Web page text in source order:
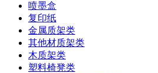
喷墨盒
复印纸
金属质架类
其他材质架类
木质架类
塑料椅凳类